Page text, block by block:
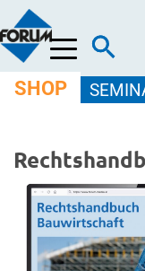
Menü
SHOP